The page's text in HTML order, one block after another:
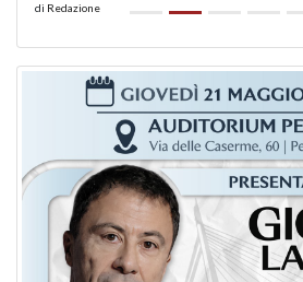
di Redazione